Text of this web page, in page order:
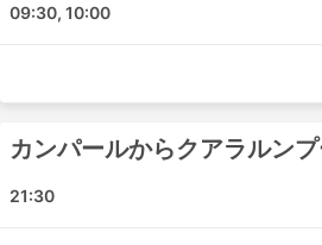
でくれることを優先すれば許
では、ほとんどの場合トイ
があり、スナック、水、時に
に含まれています。
もっと予算がある場合は、特
ビジネスクラス並みの座席を
09:30, 10:00
カンパールからクアラルン
21:30